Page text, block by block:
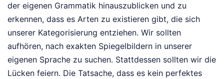
der eigenen Grammatik hinauszublicken und zu
erkennen, dass es Arten zu existieren gibt, die sich
unserer Kategorisierung entziehen. Wir sollten
aufhören, nach exakten Spiegelbildern in unserer
eigenen Sprache zu suchen. Stattdessen sollten wir die
Lücken feiern. Die Tatsache, dass es kein perfektes